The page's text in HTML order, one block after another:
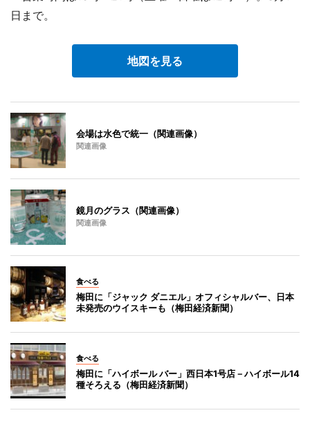
日まで。
地図を見る
会場は水色で統一（関連画像）
関連画像
鏡月のグラス（関連画像）
関連画像
食べる
梅田に「ジャック ダニエル」オフィシャルバー、日本
未発売のウイスキーも（梅田経済新聞）
食べる
梅田に「ハイボール バー」西日本1号店－ハイボール14
種そろえる（梅田経済新聞）